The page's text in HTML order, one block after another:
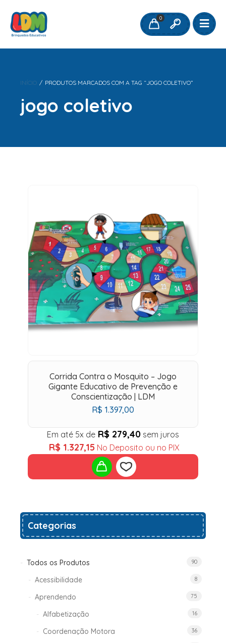
0
INÍCIO / PRODUTOS MARCADOS COM A TAG “JOGO COLETIVO”
jogo coletivo
Corrida Contra o Mosquito – Jogo
Gigante Educativo de Prevenção e
Conscientização | LDM
R$ 1.397,00
Em até 5x de R$ 279,40 sem juros
R$ 1.327,15 No Deposito ou no PIX
Categorias
Todos os Produtos 90
Acessibilidade 8
Aprendendo 75
Alfabetização 16
Coordenação Motora 36